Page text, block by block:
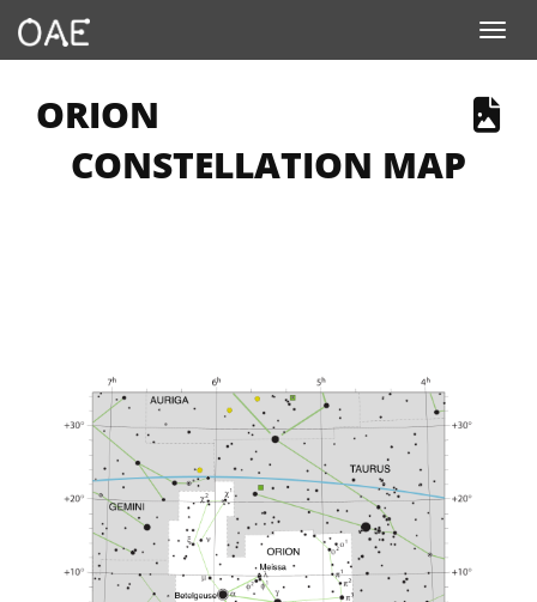
Toggle navigation
DESCRIBES AN IMAGE
ORION
CONSTELLATION MAP